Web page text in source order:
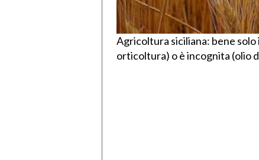
Agricoltura siciliana: bene
orticoltura) o è incognita (olio